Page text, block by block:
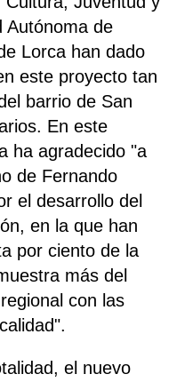
Autónoma de
Lorca han dado
este proyecto tan
barrio de San
En este
ha agradecido "a
de Fernando
el desarrollo del
en la que han
por ciento de la
más del
con las
el nuevo